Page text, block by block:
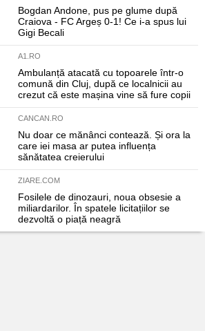
Bogdan Andone, pus pe glume după
Craiova - FC Argeș 0-1! Ce i-a spus lui
Gigi Becali
A1.RO
Ambulanță atacată cu topoarele într-o
comună din Cluj, după ce localnicii au
crezut că este mașina vine să fure copii
CANCAN.RO
Nu doar ce mănânci contează. Și ora la
care iei masa ar putea influența
sănătatea creierului
ZIARE.COM
Fosilele de dinozauri, noua obsesie a
miliardarilor. În spatele licitațiilor se
dezvoltă o piață neagră